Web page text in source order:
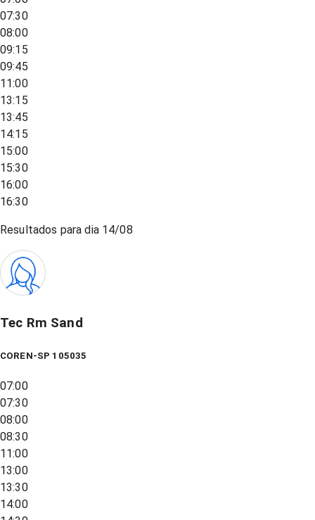
07:30
08:00
09:15
09:45
11:00
13:15
13:45
14:15
15:00
15:30
16:00
16:30
Resultados para dia 14/08
Tec Rm Sand
COREN-SP 105035
07:00
07:30
08:00
08:30
11:00
13:00
13:30
14:00